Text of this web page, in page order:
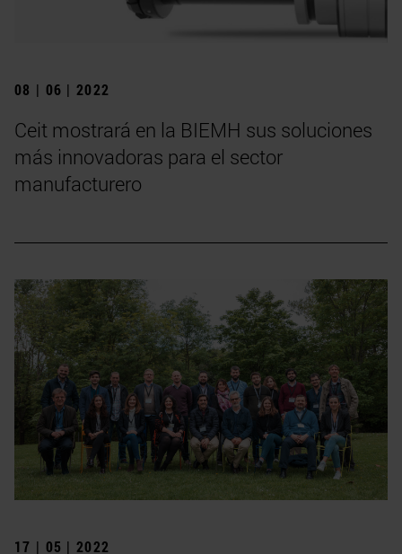
08 | 06 | 2022
Ceit mostrará en la BIEMH sus soluciones
más innovadoras para el sector
manufacturero
17 | 05 | 2022